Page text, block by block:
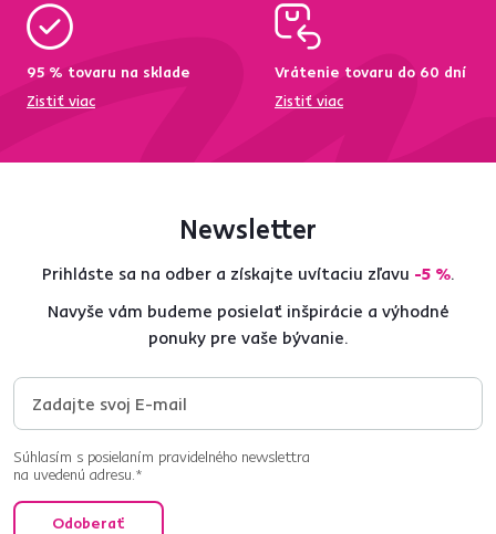
95 % tovaru na sklade
Zistiť viac
Vrátenie tovaru do 60 dní
Zistiť viac
Newsletter
Prihláste sa na odber a získajte uvítaciu zľavu -5 %.
Navyše vám budeme posielať inšpirácie a výhodné
ponuky pre vaše bývanie.
Súhlasím s posielaním pravidelného newslettra
na uvedenú adresu.*
Odoberať